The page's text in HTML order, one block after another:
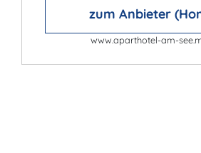
zum Anbieter
www.aparthotel-am-